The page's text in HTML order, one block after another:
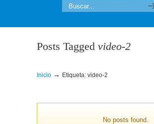
Posts Tagged video-2
Inicio → Etiqueta: video-2
No posts found.